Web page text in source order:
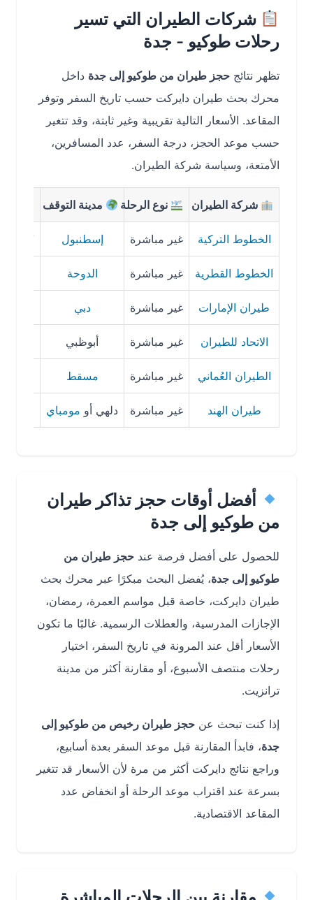
شركات الطيران التي تسير
رحلات طوكيو - جدة
تظهر نتائج حجز طيران من طوكيو إلى جدةداخل
محرك بحث طيران دايركت حسب تاريخ السفر وتوفر
المقاعد. الأسعار التالية تقريبية وغير ثابتة، وقد تتغير
حسب موعد الحجز، درجة السفر، عدد المسافرين،
الأمتعة، وسياسة شركة الطيران.
شركة الطيران نوع الرحلة مدينة التوقف
الخطوط التركية غير مباشرة إسطنبول
الخطوط القطرية غير مباشرة الدوحة
طيران الإمارات غير مباشرة
الاتحاد للطيران غير مباشرة أبوظبي
الطيران العُماني غير مباشرة مسقط
طيران الهند غير مباشرة دلهي أومومباي 19 – 30 ساعة تقريبًا
أفضل أوقات حجز تذاكر طيران
من طوكيو إلى جدة
للحصول على أفضل فرصة عندحجز طيران من
طوكيو إلى جدة، يُفضل البحث مبكرًا عبر محرك بحث
طيران دايركت، خاصة قبل مواسم العمرة، رمضان،
الإجازات المدرسية، والعطلات الرسمية. غالبًا ما تكون
الأسعار أقل عند المرونة في تاريخ السفر، اختيار
رحلات منتصف الأسبوع، أو مقارنة أكثر من مدينة
ترانزيت.
إذا كنت تبحث عنحجز طيران رخيص من طوكيو إلى
، فابدأ المقارنة قبل موعد السفر بعدة أسابيع،
وراجع نتائج دايركت أكثر من مرة لأن الأسعار قد تتغير
بسرعة عند اقتراب موعد الرحلة أو انخفاض عدد
المقاعد الاقتصادية.